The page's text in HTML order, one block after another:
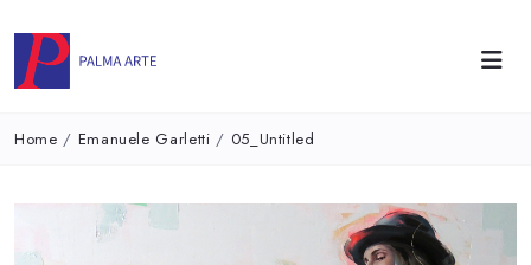
Home / Emanuele Garletti / 05_Untitled